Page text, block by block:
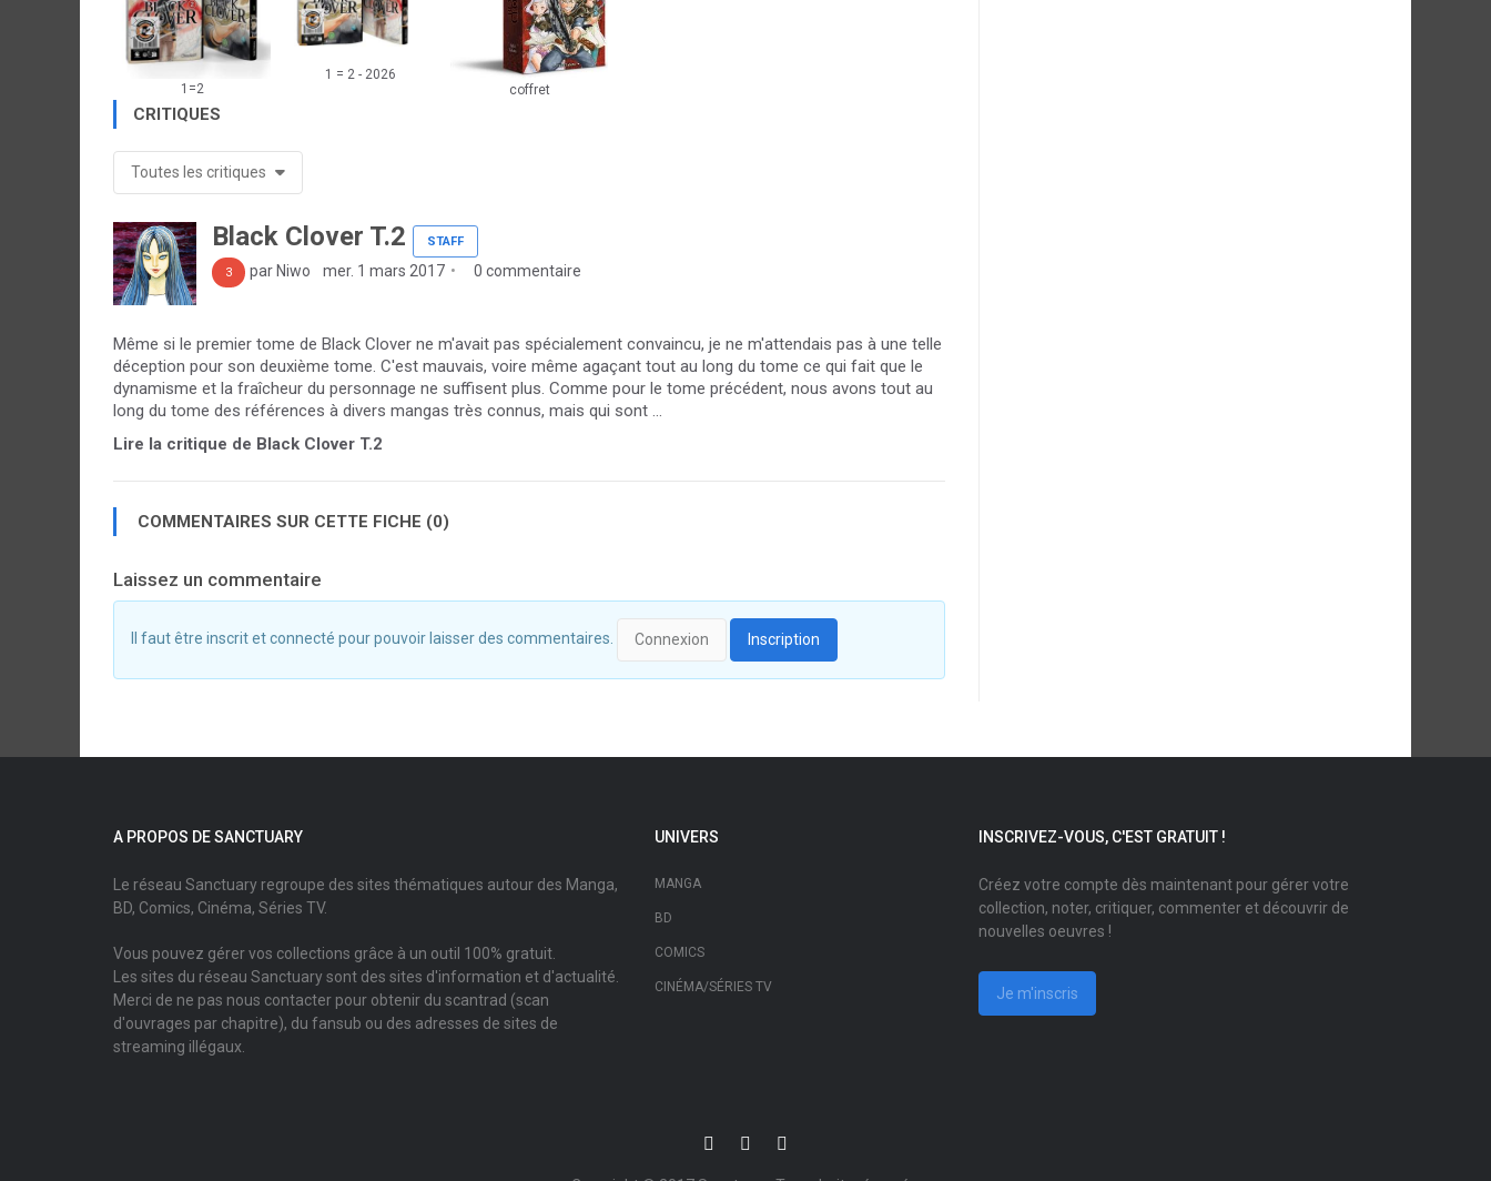
1=2
1 = 2 - 2026
coffret
CRITIQUES
Toutes les critiques
Black Clover T.2 STAFF
3 par Niwo mer. 1 mars 2017 0 commentaire
Même si le premier tome de Black Clover ne m'avait pas spécialement convaincu, je ne m'attendais pas à une telle
déception pour son deuxième tome. C'est mauvais, voire même agaçant tout au long du tome ce qui fait que le
dynamisme et la fraîcheur du personnage ne suffisent plus. Comme pour le tome précédent, nous avons tout au
long du tome des références à divers mangas très connus, mais qui sont ...
Lire la critique de Black Clover T.2
COMMENTAIRES SUR CETTE FICHE (0)
Laissez un commentaire
Il faut être inscrit et connecté pour pouvoir laisser des commentaires. Connexion Inscription
A PROPOS DE SANCTUARY
Le réseau Sanctuary regroupe des sites thématiques autour des Manga,
BD, Comics, Cinéma, Séries TV.
Vous pouvez gérer vos collections grâce à un outil 100% gratuit.
Les sites du réseau Sanctuary sont des sites d'information et d'actualité.
Merci de ne pas nous contacter pour obtenir du scantrad (scan
d'ouvrages par chapitre), du fansub ou des adresses de sites de
streaming illégaux.
UNIVERS
MANGA
BD
COMICS
CINÉMA/SÉRIES TV
INSCRIVEZ-VOUS, C'EST GRATUIT !
Créez votre compte dès maintenant pour gérer votre
collection, noter, critiquer, commenter et découvrir de
nouvelles oeuvres !
Je m'inscris